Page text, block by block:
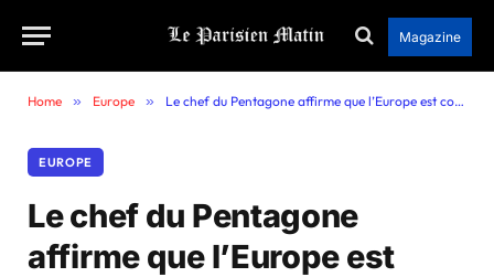
Magazine
Home » Europe » Le chef du Pentagone affirme que l’Europe est confrontée à une invasion d’idéologies dangereuses
EUROPE
Le chef du Pentagone
affirme que l’Europe est